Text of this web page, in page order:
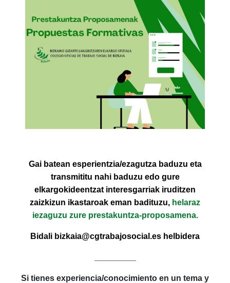
Gai batean esperientzia/ezagutza baduzu eta
transmititu nahi baduzu edo gure
elkargokideentzat interesgarriak iruditzen
zaizkizun ikastaroak eman badituzu, helaraz
iezaguzu zure prestakuntza-proposamena.
Bidali bizkaia@cgtrabajosocial.es helbidera
Si tienes experiencia/conocimiento en un tema y